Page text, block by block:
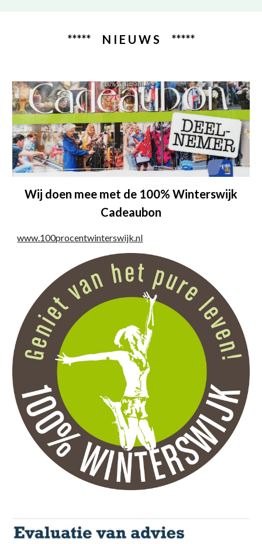
***** N I E U W S *****
Wij doen mee met de 100% Winterswijk
Cadeaubon
www.100procentwinterswijk.nl